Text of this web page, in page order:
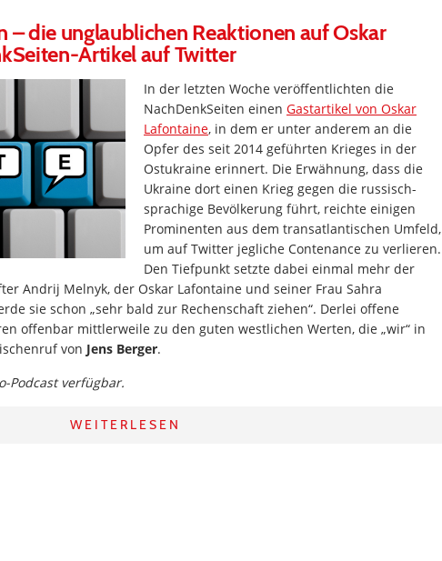
– die unglaublichen Reaktionen auf Oskar
Artikel auf Twitter
In der letzten Woche veröffentlichten die
NachDenkSeiten einen Gastartikel von Oskar
Lafontaine, in dem er unter anderem an die
Opfer des seit 2014 geführten Krieges in der
Ostukraine erinnert. Die Erwähnung, dass die
Ukraine dort einen Krieg gegen die russisch-
sprachige Bevölkerung führt, reichte einigen
Prominenten aus dem transatlantischen Umfeld,
um auf Twitter jegliche Contenance zu verlieren.
Den Tiefpunkt setzte dabei einmal mehr der
Andrij Melnyk, der Oskar Lafontaine und seiner Frau Sahra
sie schon „sehr bald zur Rechenschaft ziehen“. Derlei offene
offenbar mittlerweile zu den guten westlichen Werten, die „wir“ in
von Jens Berger.
Podcast verfügbar.
WEITERLESEN